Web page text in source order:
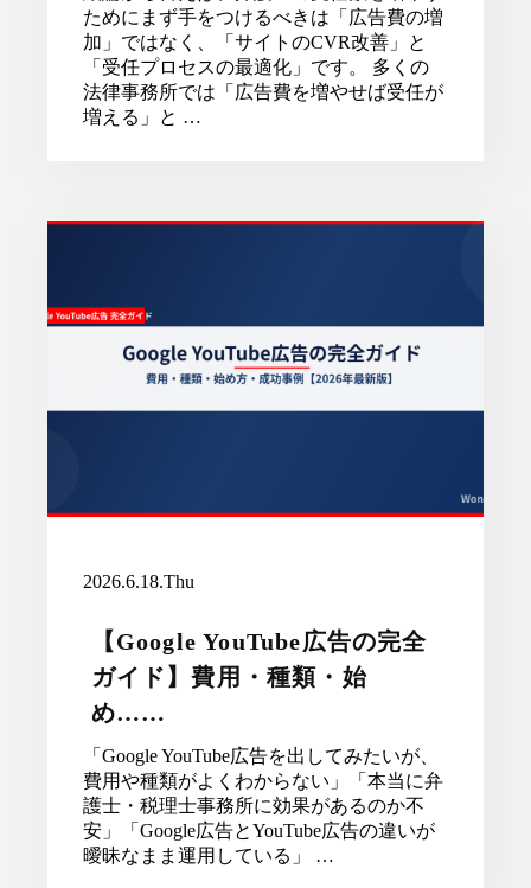
ためにまず手をつけるべきは「広告費の増
加」ではなく、「サイトのCVR改善」と
「受任プロセスの最適化」です。 多くの
法律事務所では「広告費を増やせば受任が
増える」と …
2026.6.18.Thu
【Google YouTube広告の完全
ガイド】費用・種類・始
め……
「Google YouTube広告を出してみたいが、
費用や種類がよくわからない」「本当に弁
護士・税理士事務所に効果があるのか不
安」「Google広告とYouTube広告の違いが
曖昧なまま運用している」 …